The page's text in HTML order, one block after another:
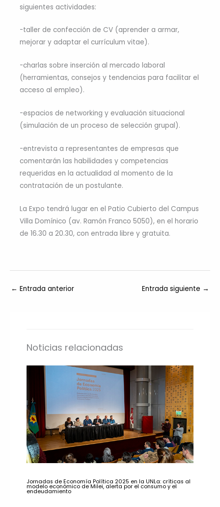
siguientes actividades:
-taller de confección de CV (aprender a armar,
mejorar y adaptar el currículum vitae).
-charlas sobre inserción al mercado laboral
(herramientas, consejos y tendencias para facilitar el
acceso al empleo).
-espacios de networking y evaluación situacional
(simulación de un proceso de selección grupal).
-entrevista a representantes de empresas que
comentarán las habilidades y competencias
requeridas en la actualidad al momento de la
contratación de un postulante.
La Expo tendrá lugar en el Patio Cubierto del Campus
Villa Domínico (av. Ramón Franco 5050), en el horario
de 16.30 a 20.30, con entrada libre y gratuita.
← Entrada anterior Entrada siguiente →
Noticias relacionadas
Jornadas de Economía Política 2025 en la UNLa: críticas al
modelo económico de Milei, alerta por el consumo y el
endeudamiento